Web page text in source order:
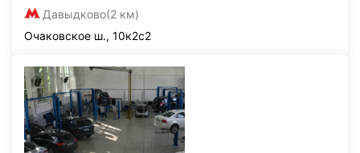
Давыдково(2 км)
Очаковское ш., 10к2с2